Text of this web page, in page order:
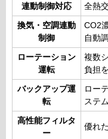
連動制御対応 全熱
換気・空調連動
制御
CO2
自動
ローテーション
運転
複数
負担
バックアップ運
転
ロー
ステ
高性能フィルタ
ー
優れ